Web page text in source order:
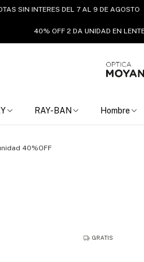
DEL 7 AL 9 DE AGOSTO
40% OFF 2 DA UNIDAD EN
RAY-BAN Hombre
40%OFF
GRATIS